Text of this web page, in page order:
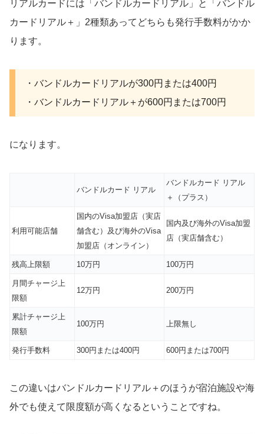
リアルカードには「バンドルカードリアル」と「バンドル
カードリアル＋」2種類あってどちらも発行手数料がかか
ります。
・バンドルカードリアルが300円または400円
・バンドルカードリアル＋が600円または700円
になります。
バンドルカード リアル
バンドルカード リアル
＋（プラス）
利用可能店舗
国内のVisa加盟店（実店
舗含む）及び海外のVisa
加盟店（オンライン）
国内及び海外のVisa加盟
店（実店舗含む）
残高上限額 10万円 100万円
月間チャージ上
限額
12万円 200万円
累計チャージ上
限額
100万円 上限無し
発行手数料 300円または400円 600円または700円
この違いはバンドルカードリアル＋のほうが宿泊施設や海
外でも使えて限度額が高くなるということですね。